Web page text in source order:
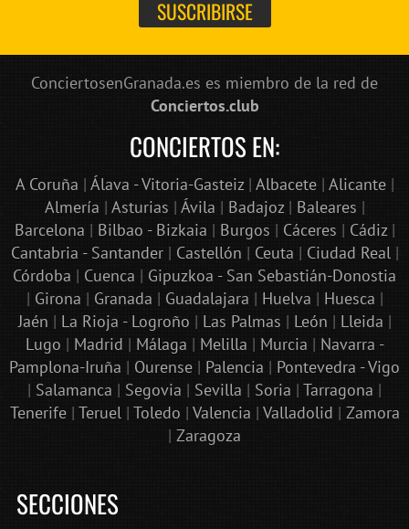
ConciertosenGranada.es es miembro de la red de
Conciertos.club
CONCIERTOS EN:
A Coruña | Álava - Vitoria-Gasteiz| Albacete| Alicante|
Almería | Asturias | Ávila | Badajoz| Baleares |
Barcelona | Bilbao - Bizkaia | Burgos | Cáceres | Cádiz|
Cantabria - Santander| Castellón | Ceuta | Ciudad Real|
Córdoba | Cuenca | Gipuzkoa - San Sebastián-Donostia
| Girona | Granada | Guadalajara | Huelva | Huesca |
Jaén | La Rioja - Logroño | Las Palmas | León | Lleida |
Lugo | Madrid | Málaga | Melilla | Murcia | Navarra -
Pamplona-Iruña | Ourense | Palencia | Pontevedra - Vigo
| Salamanca | Segovia | Sevilla | Soria | Tarragona |
Tenerife| Teruel| Toledo | Valencia | Valladolid | Zamora
| Zaragoza
SECCIONES